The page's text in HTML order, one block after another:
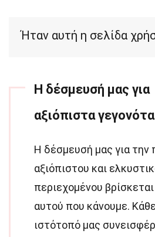
Ήταν αυτή η σελίδα
Η δέσμευσή μας για
αξιόπιστα γεγονότα
Η δέσμευσή μας για την
αξιόπιστου και
περιεχομένου
αυτού που κάνουμε.
ιστότοπό μας